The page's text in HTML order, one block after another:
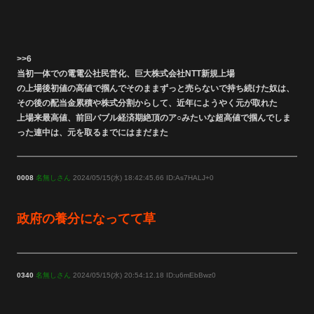
>>6
当初一体での電電公社民営化、巨大株式会社NTT新規上場
の上場後初値の高値で掴んでそのままずっと売らないで持ち続けた奴は、
その後の配当金累積や株式分割からして、近年にようやく元が取れた
上場来最高値、前回バブル経済期絶頂のア○みたいな超高値で掴んでしま
った連中は、元を取るまでにはまだまた
0008 名無しさん 2024/05/15(水) 18:42:45.66 ID:As7HALJ+0
政府の養分になってて草
0340 名無しさん 2024/05/15(水) 20:54:12.18 ID:u6mEbBwz0